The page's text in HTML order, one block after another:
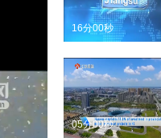
16分00秒
05分00秒